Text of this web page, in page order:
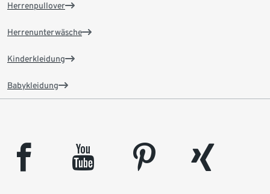
Herrenpullover
Herrenunterwäsche
Kinderkleidung
Babykleidung
facebook youtube pinterest
xing